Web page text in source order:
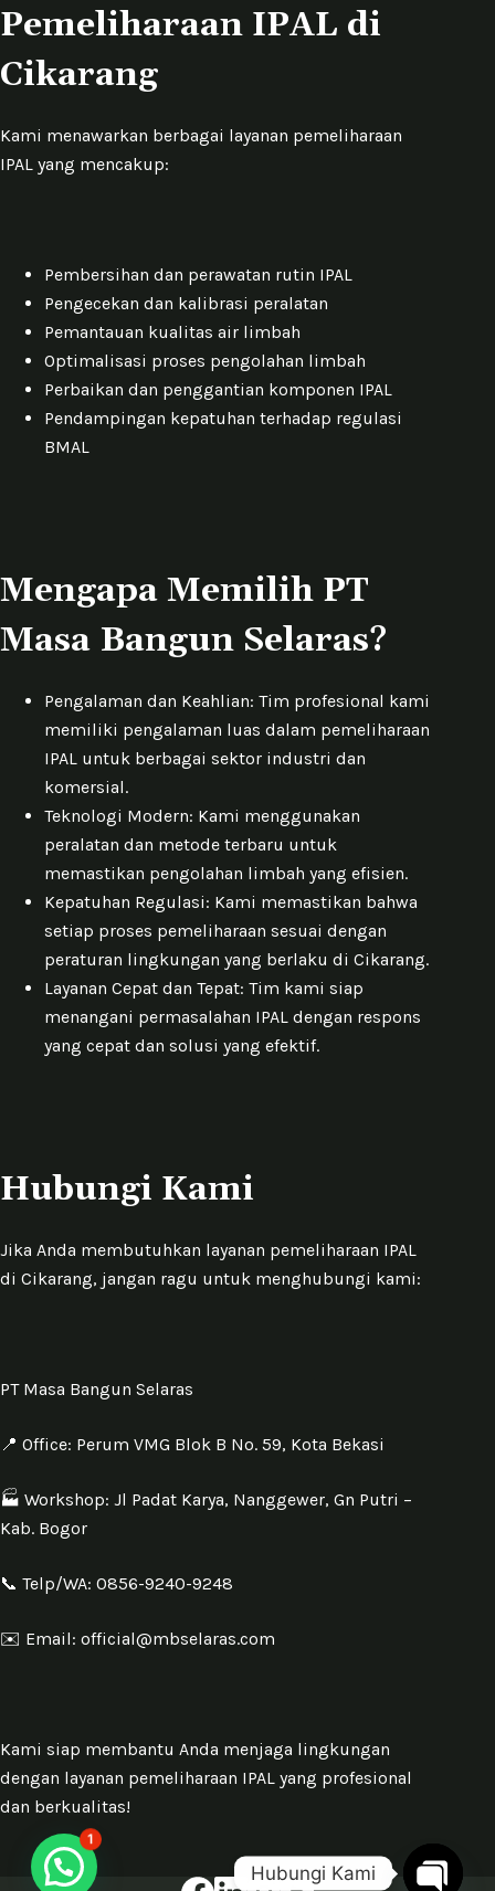
Pemeliharaan IPAL di
Cikarang
Kami menawarkan berbagai layanan pemeliharaan
IPAL yang mencakup:
Pembersihan dan perawatan rutin IPAL
Pengecekan dan kalibrasi peralatan
Pemantauan kualitas air limbah
Optimalisasi proses pengolahan limbah
Perbaikan dan penggantian komponen IPAL
Pendampingan kepatuhan terhadap regulasi
BMAL
Mengapa Memilih PT
Masa Bangun Selaras?
Pengalaman dan Keahlian: Tim profesional kami
memiliki pengalaman luas dalam pemeliharaan
IPAL untuk berbagai sektor industri dan
komersial.
Teknologi Modern: Kami menggunakan
peralatan dan metode terbaru untuk
memastikan pengolahan limbah yang efisien.
Kepatuhan Regulasi: Kami memastikan bahwa
setiap proses pemeliharaan sesuai dengan
peraturan lingkungan yang berlaku di Cikarang.
Layanan Cepat dan Tepat: Tim kami siap
menangani permasalahan IPAL dengan respons
yang cepat dan solusi yang efektif.
Hubungi Kami
Jika Anda membutuhkan layanan pemeliharaan IPAL
di Cikarang, jangan ragu untuk menghubungi kami:
PT Masa Bangun Selaras
📍 Office: Perum VMG Blok B No. 59, Kota Bekasi
🏭 Workshop: Jl Padat Karya, Nanggewer, Gn Putri –
Kab. Bogor
📞 Telp/WA: 0856-9240-9248
✉️ Email: official@mbselaras.com
Kami siap membantu Anda menjaga lingkungan
dengan layanan pemeliharaan IPAL yang profesional
dan berkualitas!
1
Hubungi Kami